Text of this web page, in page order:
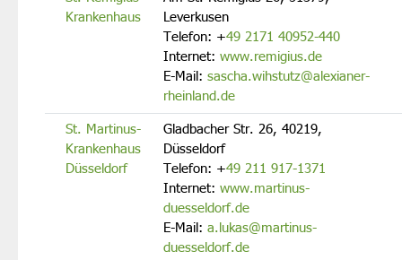
Krankenhaus
Leverkusen
Telefon: +49 2171 40952-440
Internet: www.remigius.de
E-Mail: sascha.wihstutz@alexianer-
rheinland.de
St. Martinus-
Krankenhaus
Düsseldorf
Gladbacher Str. 26, 40219,
Düsseldorf
Telefon: +49 211 917-1371
Internet: www.martinus-
duesseldorf.de
E-Mail: a.lukas@martinus-
duesseldorf.de